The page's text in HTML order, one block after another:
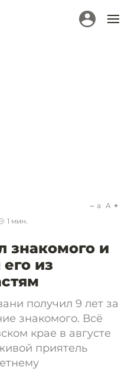
1 мин.
a A
знакомого и
из
получил 9 лет за
знакомого. Всё
крае в августе
приятель